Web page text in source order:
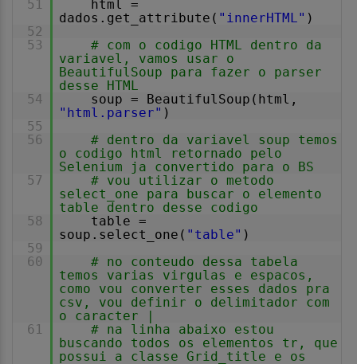
51
html =
dados.get_attribute( "innerHTML" )
52
53
# com o codigo HTML dentro da
variavel, vamos usar o
BeautifulSoup para fazer o parser
desse HTML
54
soup = BeautifulSoup(html,
"html.parser" )
55
56
# dentro da variavel soup temos
o codigo html retornado pelo
Selenium ja convertido para o BS
57
# vou utilizar o metodo
select_one para buscar o elemento
table dentro desse codigo
58
table =
soup.select_one( "table" )
59
60
# no conteudo dessa tabela
temos varias virgulas e espacos,
como vou converter esses dados pra
csv, vou definir o delimitador com
o caracter |
61
# na linha abaixo estou
buscando todos os elementos tr, que
possui a classe Grid_title e os